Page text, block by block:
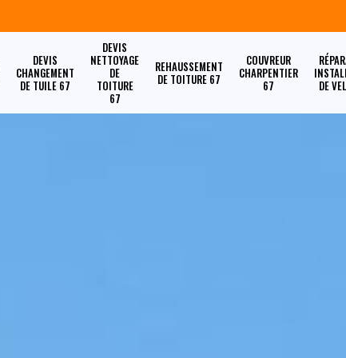
DEVIS
CHANGEMENT
DE TUILE 67
DEVIS
NETTOYAGE
DE
TOITURE
67
REHAUSSEMENT
DE TOITURE 67
COUVREUR
CHARPENTIER
67
DE